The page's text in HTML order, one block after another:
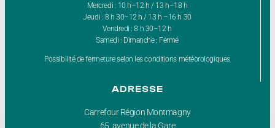
Mercredi : 10 h–12 h / 13 h–18 h
Jeudi : 8 h 30–12 h / 13 h –16 h 30
Vendredi : 8 h 30–12 h
Samedi : Dimanche : Fermé
Possibilité de fermeture selon les conditions météorologiques
Carrefour Région Montmagny
65, avenue de la Gare
ADRESSE